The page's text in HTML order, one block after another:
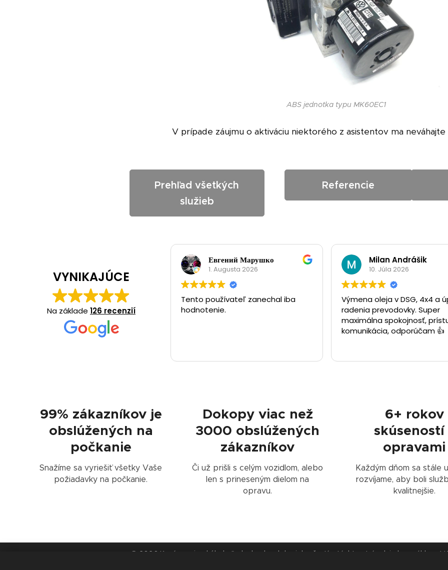
ABS jednotka typu MK60EC1
V prípade záujmu o aktiváciu niektorého z asistentov ma
Prehľad všetkých
služieb
Referencie
VYNIKAJÚCE
Na základe 126 recenzií
Евгений Марушко
1. Augusta 2026
Tento používateľ zanechal iba
hodnotenie.
Milan Andrášik
10. Júla 2026
Výmena oleja v DSG, 4x4 a
radenia prevodovky. Super
maximálna spokojnosť,
komunikácia, odporúčam 👍
99% zákazníkov je
obslúžených na
počkanie
Snažíme sa vyriešiť všetky Vaše
požiadavky na počkanie.
Dokopy viac než
3000 obslúžených
zákazníkov
Či už prišli s celým vozidlom, alebo
len s prineseným dielom na
opravu.
6+ rokov
skúseností
opravami
Každým dňom sa stále
rozvíjame, aby boli
kvalitnejšie.
© 2026 Kopírovanie akéhokoľvek obsahu alebo jeho častí z týchto stránok je bez súhlasu